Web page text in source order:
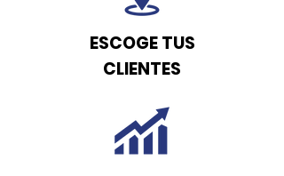
ESCOGE TUS
CLIENTES